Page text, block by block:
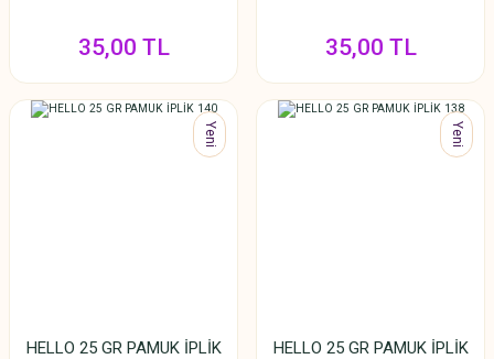
35,00 TL 35,00 TL
Yeni
HELLO 25 GR PAMUK İPLİK
Yeni
HELLO 25 GR PAMUK İPLİK